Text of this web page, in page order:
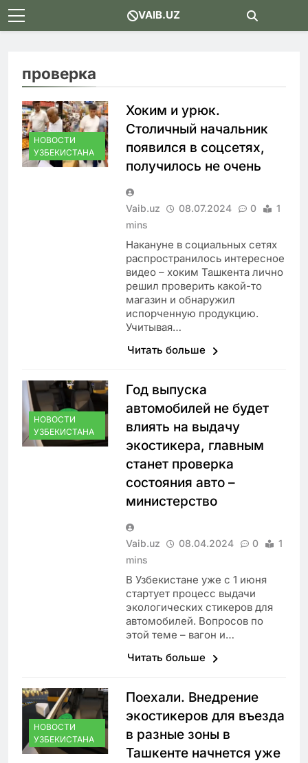
Skip
to
VAIB.UZ
проверка
НОВОСТИ
УЗБЕКИСТАНА
Хоким и урюк.
Столичный начальник
появился в соцсетях,
получилось не очень
Vaib.uz 08.07.2024 0
1
mins
Накануне в социальных сетях
распространилось интересное
видео – хоким Ташкента лично
решил проверить какой-то
магазин и обнаружил
испорченную продукцию.
Учитывая…
Читать больше
НОВОСТИ
УЗБЕКИСТАНА
Год выпуска
автомобилей не будет
влиять на выдачу
экостикера, главным
станет проверка
состояния авто –
министерство
Vaib.uz 08.04.2024 0
1
mins
В Узбекистане уже с 1 июня
стартует процесс выдачи
экологических стикеров для
автомобилей. Вопросов по
этой теме – вагон и…
Читать больше
НОВОСТИ
УЗБЕКИСТАНА
Поехали. Внедрение
экостикеров для въезда
в разные зоны в
Ташкенте начнется уже